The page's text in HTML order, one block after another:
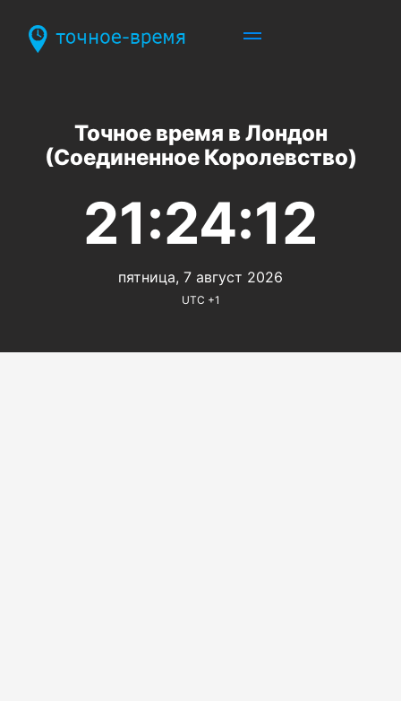
Точное время в Лондон
(Соединенное Королевство)
21:24:12
пятница, 7 август 2026
UTC +1